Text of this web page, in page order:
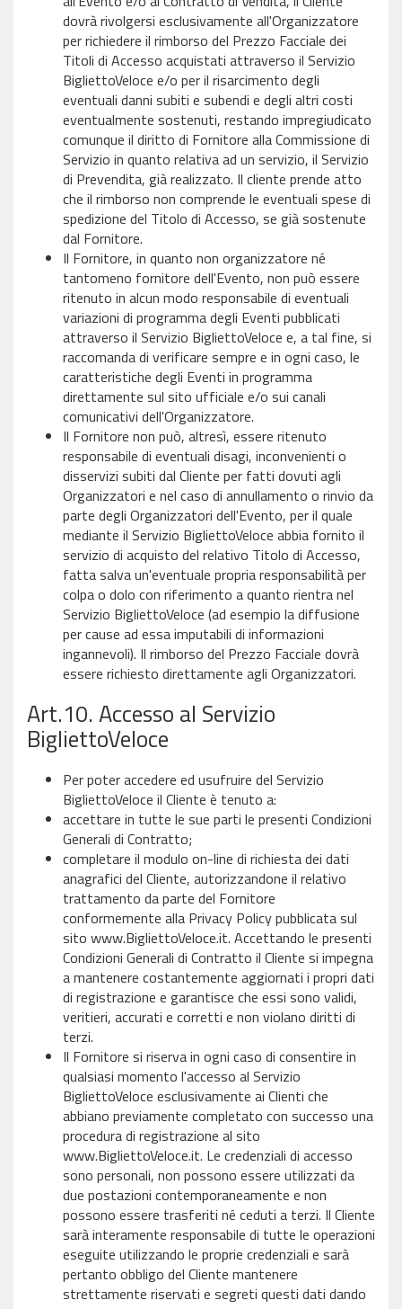
dovrà rivolgersi esclusivamente all'Organizzatore
per richiedere il rimborso del Prezzo Facciale dei
Titoli di Accesso acquistati attraverso il Servizio
BigliettoVeloce e/o per il risarcimento degli
eventuali danni subiti e subendi e degli altri costi
eventualmente sostenuti, restando impregiudicato
comunque il diritto di Fornitore alla Commissione di
Servizio in quanto relativa ad un servizio, il Servizio
di Prevendita, già realizzato. Il cliente prende atto
che il rimborso non comprende le eventuali spese di
spedizione del Titolo di Accesso, se già sostenute
dal Fornitore.
Il Fornitore, in quanto non organizzatore né
tantomeno fornitore dell'Evento, non può essere
ritenuto in alcun modo responsabile di eventuali
variazioni di programma degli Eventi pubblicati
attraverso il Servizio BigliettoVeloce e, a tal fine, si
raccomanda di verificare sempre e in ogni caso, le
caratteristiche degli Eventi in programma
direttamente sul sito ufficiale e/o sui canali
comunicativi dell'Organizzatore.
Il Fornitore non può, altresì, essere ritenuto
responsabile di eventuali disagi, inconvenienti o
disservizi subiti dal Cliente per fatti dovuti agli
Organizzatori e nel caso di annullamento o rinvio da
parte degli Organizzatori dell'Evento, per il quale
mediante il Servizio BigliettoVeloce abbia fornito il
servizio di acquisto del relativo Titolo di Accesso,
fatta salva un'eventuale propria responsabilità per
colpa o dolo con riferimento a quanto rientra nel
Servizio BigliettoVeloce (ad esempio la diffusione
per cause ad essa imputabili di informazioni
ingannevoli). Il rimborso del Prezzo Facciale dovrà
essere richiesto direttamente agli Organizzatori.
Art.10. Accesso al Servizio
BigliettoVeloce
Per poter accedere ed usufruire del Servizio
BigliettoVeloce il Cliente è tenuto a:
accettare in tutte le sue parti le presenti Condizioni
Generali di Contratto;
completare il modulo on-line di richiesta dei dati
anagrafici del Cliente, autorizzandone il relativo
trattamento da parte del Fornitore
conformemente alla Privacy Policy pubblicata sul
sito www.BigliettoVeloce.it. Accettando le presenti
Condizioni Generali di Contratto il Cliente si impegna
a mantenere costantemente aggiornati i propri dati
di registrazione e garantisce che essi sono validi,
veritieri, accurati e corretti e non violano diritti di
terzi.
Il Fornitore si riserva in ogni caso di consentire in
qualsiasi momento l'accesso al Servizio
BigliettoVeloce esclusivamente ai Clienti che
abbiano previamente completato con successo una
procedura di registrazione al sito
www.BigliettoVeloce.it. Le credenziali di accesso
sono personali, non possono essere utilizzati da
due postazioni contemporaneamente e non
possono essere trasferiti né ceduti a terzi. Il Cliente
sarà interamente responsabile di tutte le operazioni
eseguite utilizzando le proprie credenziali e sarà
pertanto obbligo del Cliente mantenere
strettamente riservati e segreti questi dati dando